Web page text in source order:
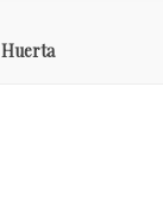
Huerta